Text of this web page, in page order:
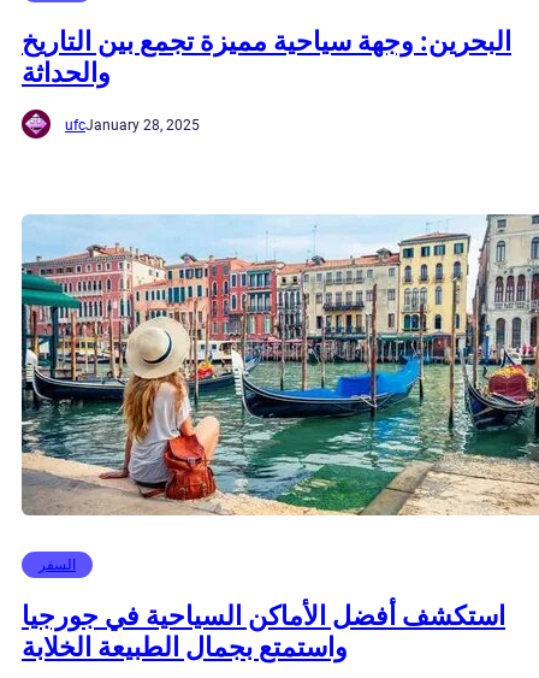
البحرين: وجهة سياحية مميزة تجمع بين التاريخ
والحداثة
ufcJanuary 28, 2025
السفر
استكشف أفضل الأماكن السياحية في جورجيا
واستمتع بجمال الطبيعة الخلابة